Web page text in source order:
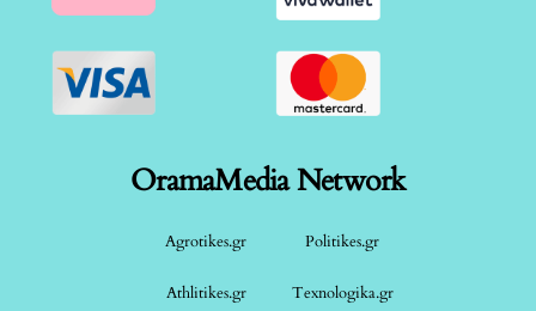
OramaMedia Network
Agrotikes.gr Politikes.gr
Athlitikes.gr Texnologika.gr